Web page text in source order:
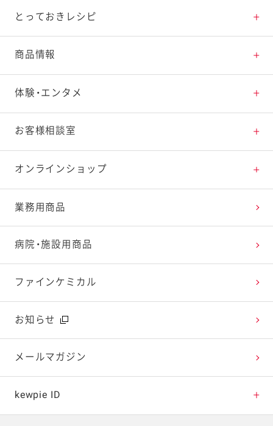
とっておきレシピ
とっておきレシピトップ
素材の知識
料理の基本
特集レシピ
レシピランキング
レシピ動画
今日のレシピギャラリー
商品情報
商品情報トップ
新商品・リニューアル品一覧
販売終了商品一覧
体験・エンタメ
体験・エンタメトップ
マヨテラス（見学施設）
オープンキッチン（工場見学）
深谷テラス ヤサイな仲間たちファーム
おたのしみコンテンツ
広告ギャラリー
テレビ・ラジオ
キャンペーン・イベント
お客様相談室
お客様相談室トップ
よくお寄せいただくご質問
お客様の声を活かしました
オンラインショップ
Qummy
キユーピーウエルネス
業務用商品
病院・施設用商品
ファインケミカル
お知らせ
メールマガジン
kewpie ID